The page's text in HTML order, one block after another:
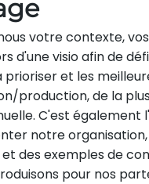
votre contexte,
d'une visio afin de
prioriser et les
production, de la
C'est également
notre
des exemples de
pour nos